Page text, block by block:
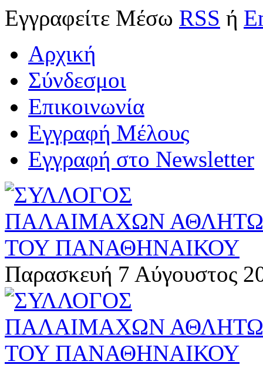
Εγγραφείτε Μέσω RSS ή
Αρχική
Σύνδεσμοι
Επικοινωνία
Εγγραφή Μέλους
Εγγραφή στο Newsletter
Παρασκευή 7 Αύγουστος